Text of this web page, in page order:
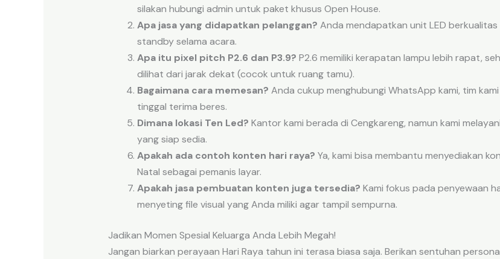
silakan hubungi admin untuk paket khusus Open House.
Apa jasa yang didapatkan pelanggan? Anda mendapatkan unit LED
standby selama acara.
Apa itu pixel pitch P2.6 dan P3.9? P2.6 memiliki kerapatan lampu lebih rapat,
dilihat dari jarak dekat (cocok untuk ruang tamu).
Bagaimana cara memesan? Anda cukup menghubungi WhatsApp kami, tim
tinggal terima beres.
Dimana lokasi Ten Led? Kantor kami berada di Cengkareng, namun kami
yang siap sedia.
Apakah ada contoh konten hari raya? Ya, kami bisa membantu menyediakan
Natal sebagai pemanis layar.
Apakah jasa pembuatan konten juga tersedia? Kami fokus pada penyewaan
menyeting file visual yang Anda miliki agar tampil sempurna.
Jadikan Momen Spesial Keluarga Anda Lebih Megah!
Jangan biarkan perayaan Hari Raya tahun ini terasa biasa saja. Berikan sentuhan